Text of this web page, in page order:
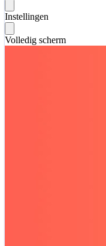
Instellingen
Volledig scherm